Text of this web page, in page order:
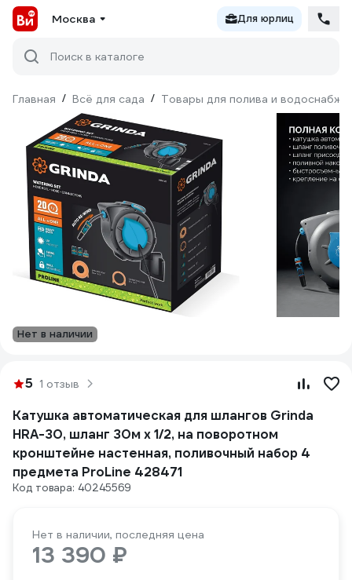
Москва Для юрлиц
Поиск в каталоге
Главная / Всё для сада / Товары для полива и
Нет в наличии
5 1 отзыв
Катушка автоматическая для шлангов Grinda
HRA-30, шланг 30м x 1/2, на поворотном
кронштейне настенная, поливочный набор 4
предмета ProLine 428471
Код товара: 40245569
Нет в наличии, последняя цена
13 390 ₽